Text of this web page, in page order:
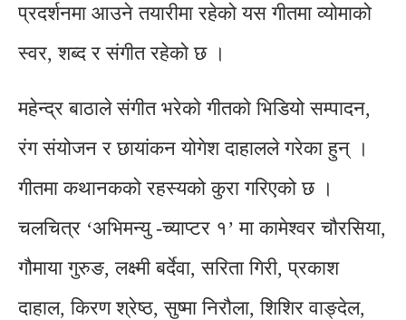
प्रदर्शनमा आउने तयारीमा रहेको यस गीतमा व्योमाको
स्वर, शब्द र संगीत रहेको छ ।
महेन्द्र बाठाले संगीत भरेको गीतको भिडियो सम्पादन,
रंग संयोजन र छायांकन योगेश दाहालले गरेका हुन् ।
गीतमा कथानकको रहस्यको कुरा गरिएको छ ।
चलचित्र ‘अभिमन्यु -च्याप्टर १’ मा कामेश्वर चौरसिया,
गौमाया गुरुङ, लक्ष्मी बर्देवा, सरिता गिरी, प्रकाश
दाहाल, किरण श्रेष्ठ, सुष्मा निरौला, शिशिर वाङ्देल,